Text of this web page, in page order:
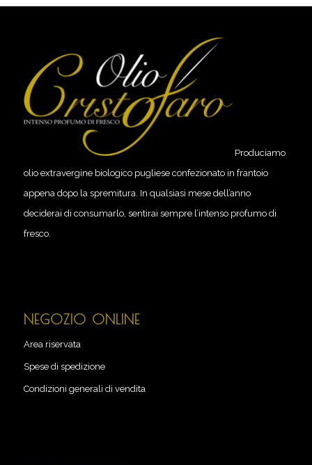
Produciamo
olio extravergine biologico pugliese confezionato in frantoio
appena dopo la spremitura. In qualsiasi mese dell’anno
deciderai di consumarlo, sentirai sempre l’intenso profumo di
fresco.
NEGOZIO ONLINE
Area riservata
Spese di spedizione
Condizioni generali di vendita